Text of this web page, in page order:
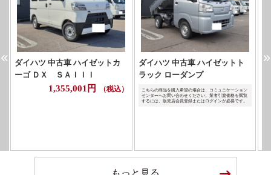
ダイハツ 中古車 ハイゼットカ
ーゴ ＤＸ ＳＡＩＩＩ
1,355,001円 （税込）
ダイハツ 中古車 ハイゼットト
ラック ローダンプ
こちらの商品を購入希望の場合は、コミュニケーション
センターへお問い合わせください。業者引渡価格を閲覧
するには、販売店会員登録またはログインが必要です。